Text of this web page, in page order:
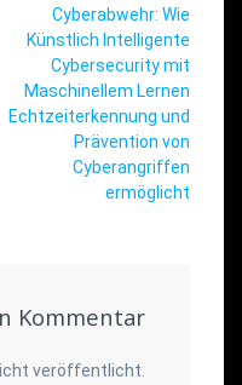
Beitrag:
Cyberabwehr: Wie
Künstlich Intelligente
Cybersecurity mit
Maschinellem Lernen
Echtzeiterkennung und
Prävention von
Cyberangriffen
ermöglicht
Kommentar
veröffentlicht.